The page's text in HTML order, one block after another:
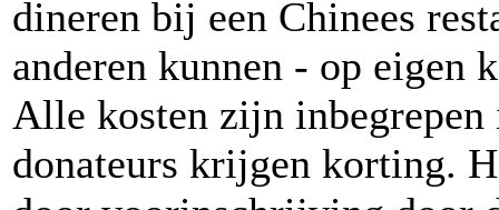
dineren bij een Chinees
anderen kunnen - op eigen
Alle kosten zijn inbegrepen
donateurs krijgen korting.